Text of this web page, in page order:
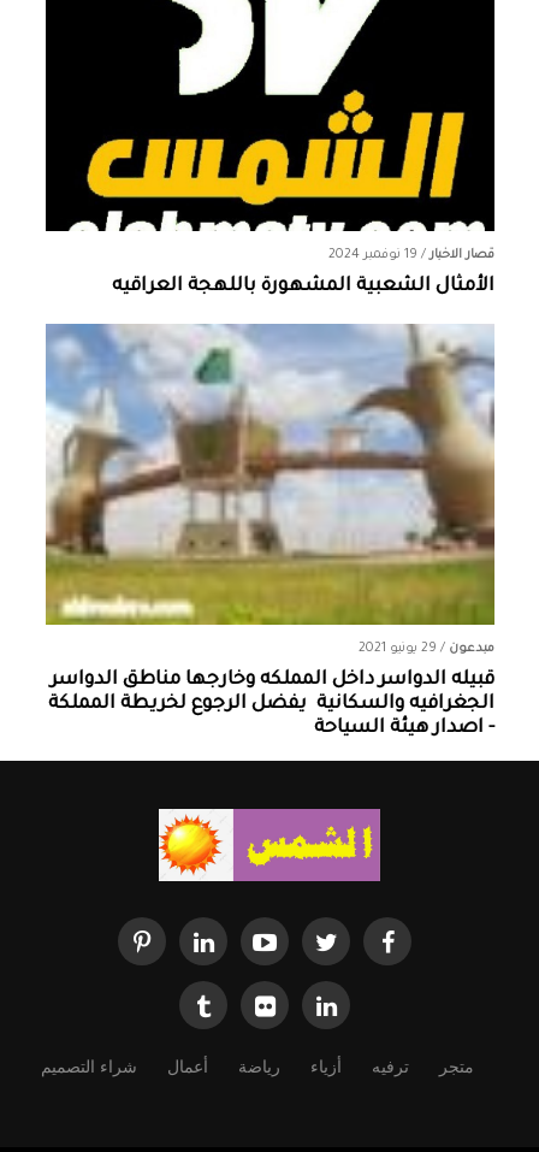
قصار الاخبار/ 19 نوفمبر 2024
الأمثال الشعبية المشهورة باللهجة العراقيه
مبدعون / 29 يونيو 2021
قبيله الدواسر داخل المملكه وخارجها ‏مناطق الدواسر
الجغرافيه والسكانية ‏ يفضل الرجوع لخريطة المملكة
- اصدار هيئة السياحة
متجر ترفيه أزياء رياضة أعمال شراء التصميم